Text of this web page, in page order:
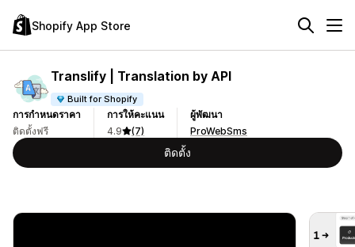
Shopify App Store
Translify | Translation by API
Built for Shopify
การกำหนดราคา
ติดตั้งฟรี
การให้คะแนน
4.9
(7)
ผู้พัฒนา
ProWebSms
ติดตั้ง